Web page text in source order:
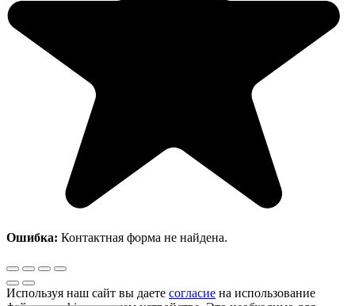
Ошибка: Контактная форма не найдена.
Используя наш сайт вы даете согласие на использование